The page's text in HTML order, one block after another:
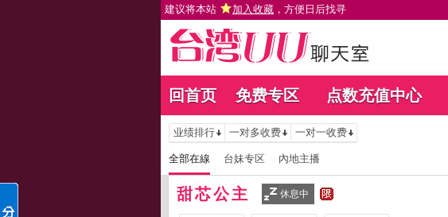
建议将本站 加入收藏 ，方便日后找寻
回首页 免费专区 点数充值中心
业绩排行 一对多收费 一对一收费
全部在線 台妹专区 內地主播
甜芯公主 休息中